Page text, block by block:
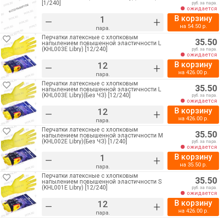
[1/240]
– пара. +
руб. за пара.
ожидается
В корзину
на 54.50р.
Перчатки латексные с хлопковым
напылением повышенной эластичности L
(KHL003E Libry) [12/240]
– пара. +
35.50
руб. за пара.
ожидается
В корзину
на 426.00р.
Перчатки латексные с хлопковым
напылением повышенной эластичности L
(KHL003E Libry)(Без ЧЗ) [12/240]
– пара. +
35.50
руб. за пара.
ожидается
В корзину
на 426.00р.
Перчатки латексные с хлопковым
напылением повышенной эластичности M
(KHL002E Libry)(Без ЧЗ) [1/240]
– пара. +
35.50
руб. за пара.
ожидается
В корзину
на 35.50р.
Перчатки латексные с хлопковым
напылением повышенной эластичности S
(KHL001E Libry) [12/240]
– пара. +
35.50
руб. за пара.
ожидается
В корзину
на 426.00р.